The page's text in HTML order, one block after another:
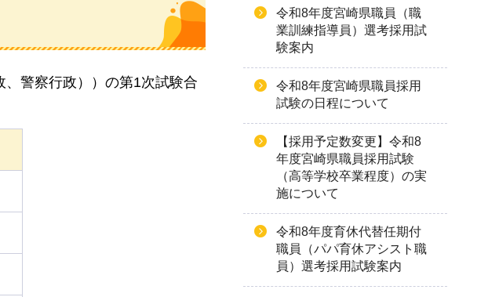
警察行政））の第1次試験合
令和8年度宮崎県職員（職
業訓練指導員）選考採用試
験案内
令和8年度宮崎県職員採用
試験の日程について
【採用予定数変更】令和8
年度宮崎県職員採用試験
（高等学校卒業程度）の実
施について
令和8年度育休代替任期付
職員（パパ育休アシスト職
員）選考採用試験案内